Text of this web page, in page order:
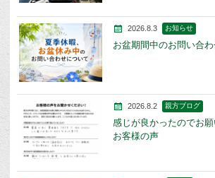
2026.8.3 お知らせ
お盆期間中のお問い合
2026.8.2 親方ブログ
感じが良かったのでお
お客様の声